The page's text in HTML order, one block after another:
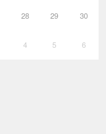
28 29 30
4 5 6